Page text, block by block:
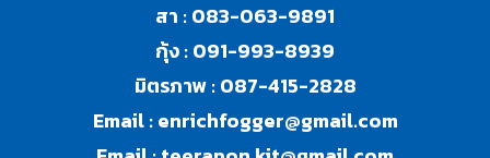
สา :083-063-9891
กุ้ง :091-993-8939
มิตรภาพ :087-415-2828
Email :enrichfogger@gmail.com